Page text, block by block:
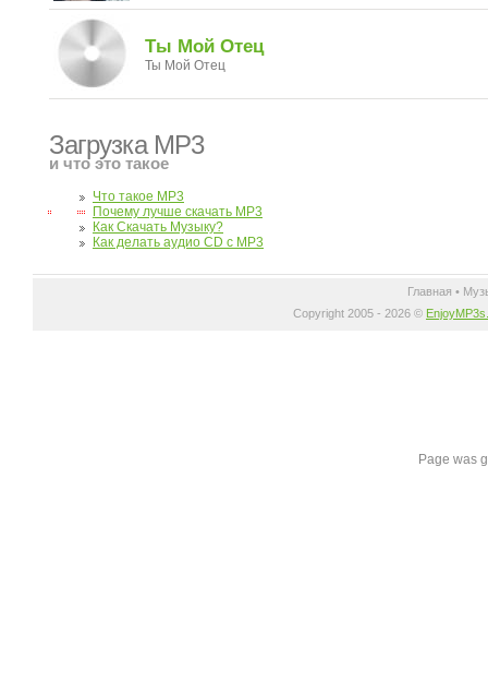
Ты Мой Отец
Ты Мой Отец
Загрузка MP3
и что это такое
Что такое MP3
Почему лучше скачать MP3
Как Скачать Музыку?
Как делать аудио CD с MP3
Главная •
Copyright 2005 - 2026 ©
Page was